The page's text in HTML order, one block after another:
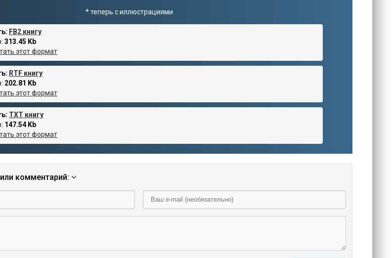
* теперь с иллюстрациями
FB2 книгу
313.45 Kb
этот формат
RTF книгу
202.81 Kb
этот формат
TXT книгу
147.54 Kb
этот формат
комментарий: